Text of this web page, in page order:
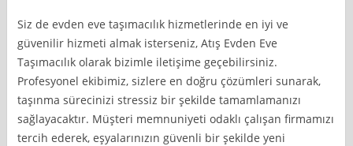
Siz de evden eve taşımacılık hizmetlerinde en iyi ve
güvenilir hizmeti almak isterseniz, Atış Evden Eve
Taşımacılık olarak bizimle iletişime geçebilirsiniz.
Profesyonel ekibimiz, sizlere en doğru çözümleri sunarak,
taşınma sürecinizi stressiz bir şekilde tamamlamanızı
sağlayacaktır. Müşteri memnuniyeti odaklı çalışan firmamızı
tercih ederek, eşyalarınızın güvenli bir şekilde yeni